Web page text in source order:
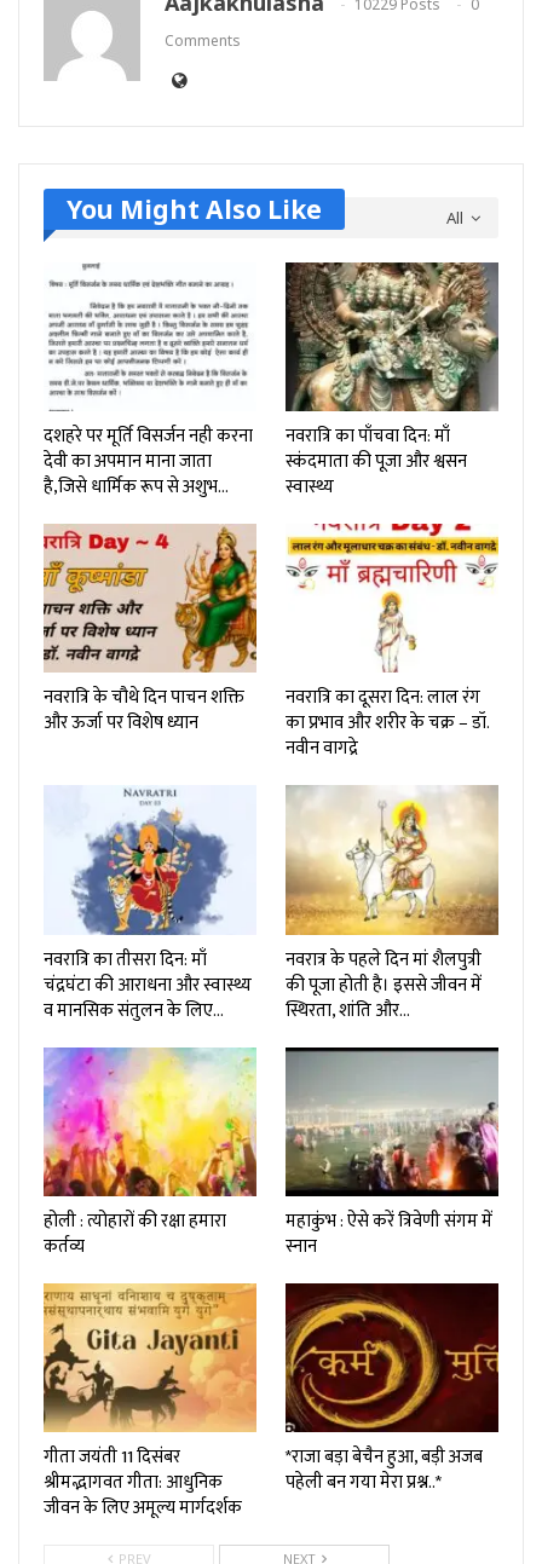
10229 Posts
0
Comments
All
You Might Also Like
दशहरे पर मूर्ति विसर्जन नही करना
देवी का अपमान माना जाता
है,जिसे धार्मिक रूप से अशुभ…
नवरात्रि का पाँचवा दिन: माँ
स्कंदमाता की पूजा और श्वसन
स्वास्थ्य
नवरात्रि के चौथे दिन पाचन शक्ति
और ऊर्जा पर विशेष ध्यान
नवरात्रि का दूसरा दिन: लाल रंग
का प्रभाव और शरीर के चक्र – डॉ.
नवीन वागद्रे
नवरात्रि का तीसरा दिन: माँ
चंद्रघंटा की आराधना और स्वास्थ्य
व मानसिक संतुलन के लिए…
नवरात्र के पहले दिन मां शैलपुत्री
की पूजा होती है। इससे जीवन में
स्थिरता, शांति और…
होली : त्योहारों की रक्षा हमारा
कर्तव्य
महाकुंभ : ऐसे करें त्रिवेणी संगम में
स्नान
गीता जयंती 11 दिसंबर
श्रीमद्भागवत गीता: आधुनिक
जीवन के लिए अमूल्य मार्गदर्शक
*राजा बड़ा बेचैन हुआ, बड़ी अजब
पहेली बन गया मेरा प्रश्न..*
PREV
NEXT